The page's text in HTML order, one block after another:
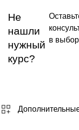
Не
нашли
нужный
курс?
в